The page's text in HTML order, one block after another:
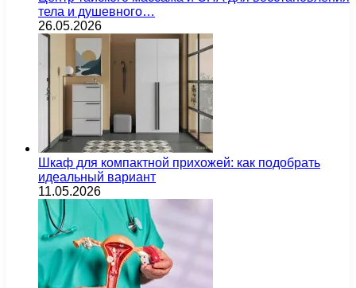
тела и душевного…
26.05.2026
Шкаф для компактной прихожей: как подобрать
идеальный вариант
11.05.2026